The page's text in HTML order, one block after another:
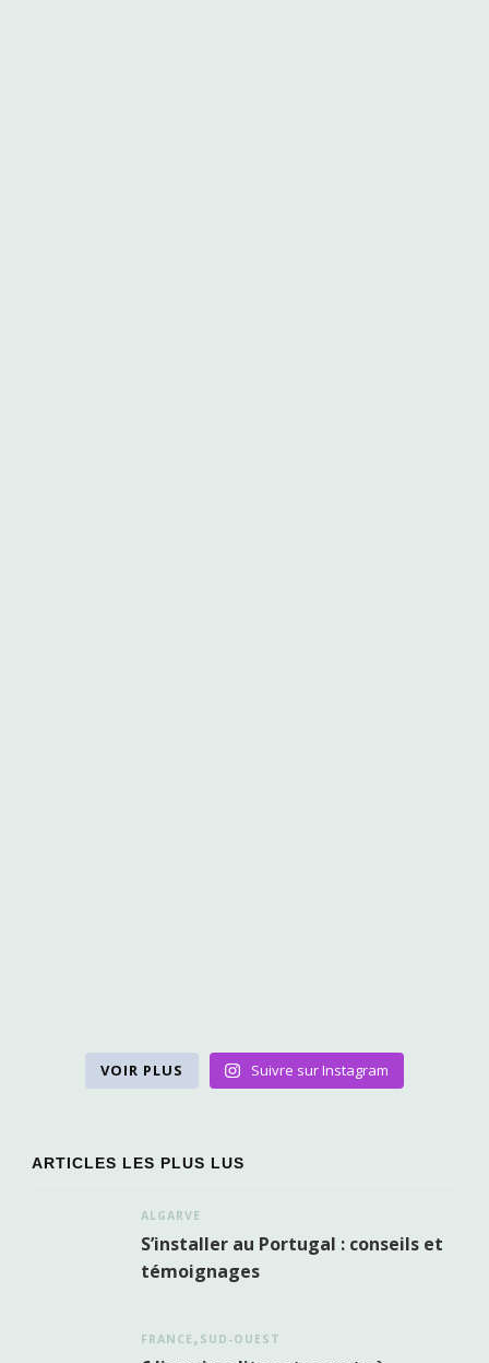
VOIR PLUS Suivre sur Instagram
ARTICLES LES PLUS LUS
ALGARVE
S’installer au Portugal : conseils et
témoignages
FRANCE SUD-OUEST